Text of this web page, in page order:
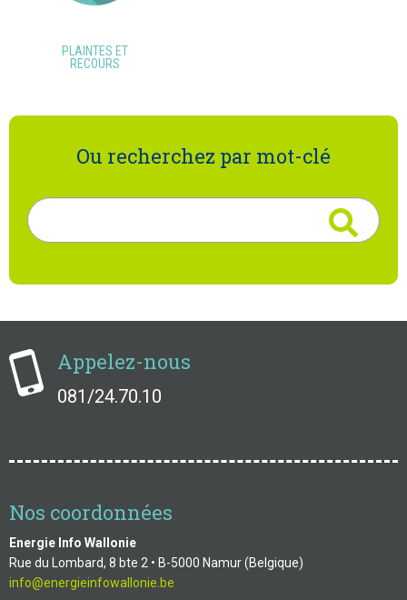
PLAINTES ET
RECOURS
Ou recherchez par mot-clé
Rechercher
Appelez-nous
081/24.70.10
Nos coordonnées
Energie Info Wallonie
Rue du Lombard, 8 bte 2 • B-5000 Namur (Belgique)
info@energieinfowallonie.be